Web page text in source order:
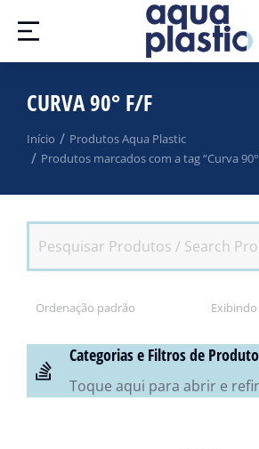
CURVA 90° F/F
Você está aqui:
Início
Produtos Aqua Plastic
Produtos marcados com a tag “Curva
Categorias e Filtros de
Toque aqui para abrir e